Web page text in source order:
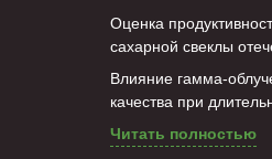
Оценка
сахарной свеклы
Влияние гамма-
качества при
Читать полностью